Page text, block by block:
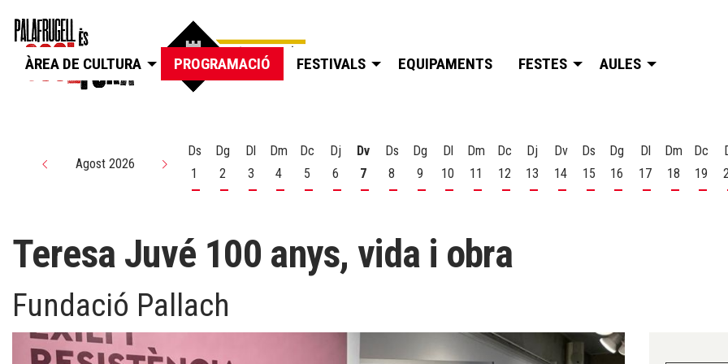
ÀREA DE CULTURA PROGRAMACIÓ FESTIVALS EQUIPAMENTS FESTES AULES
Agost 2026
Ds
1
Dissabte 1 d'agost
Dg
2
Diumenge 2 d'agost
Dl
3
Dilluns 3 d'agost
Dm
4
Dimarts 4 d'agost
Dc
5
Dimecres 5 d'agost
Dj
6
Dijous 6 d'agost
Dv
7
Divendres 7 d'agost
Ds
8
Dissabte 8 d'agost
Dg
9
Diumenge 9 d'agost
Dl
10
Dilluns 10 d'agost
Dm
11
Dimarts 11 d'agost
Dc
12
Dimecres 12 d'agost
Dj
13
Dijous 13 d'agost
Dv
14
Divendres 14 d'agost
Ds
15
Dissabte 15 d'agost
Dg
16
Diumenge 16 d'agost
Dl
17
Dilluns 17
Dm
18
Dimarts
Dc
19
Teresa Juvé 100 anys, vida i obra
Fundació Pallach